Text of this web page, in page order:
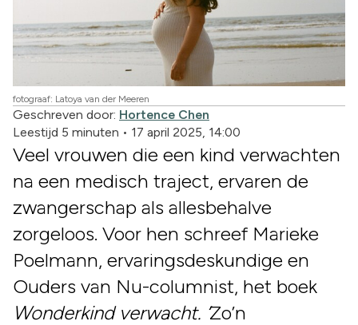
fotograaf: Latoya van der Meeren
Geschreven door: Hortence Chen
Leestijd 5 minuten • 17 april 2025, 14:00
Veel vrouwen die een kind verwachten
na een medisch traject, ervaren de
zwangerschap als allesbehalve
zorgeloos. Voor hen schreef Marieke
Poelmann, ervaringsdeskundige en
Ouders van Nu-columnist, het boek
Wonderkind verwacht. ‘Zo’n